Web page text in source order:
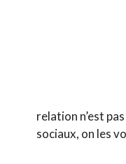
relation n’est
sociaux, on les